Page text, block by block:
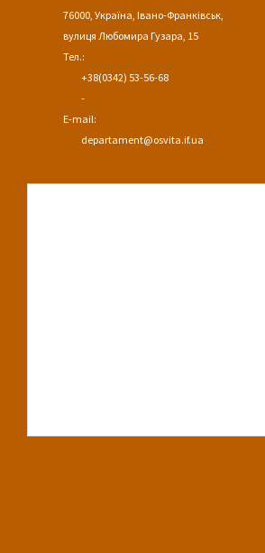
76000, Україна, Івано-Франківськ,
вулиця Любомира Гузара, 15
Тел.:
+38(0342) 53-56-68
-
E-mail:
departament@osvita.if.ua